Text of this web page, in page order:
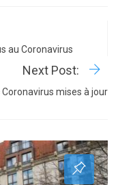
au Coronavirus
Next Post:
Coronavirus mises à jour